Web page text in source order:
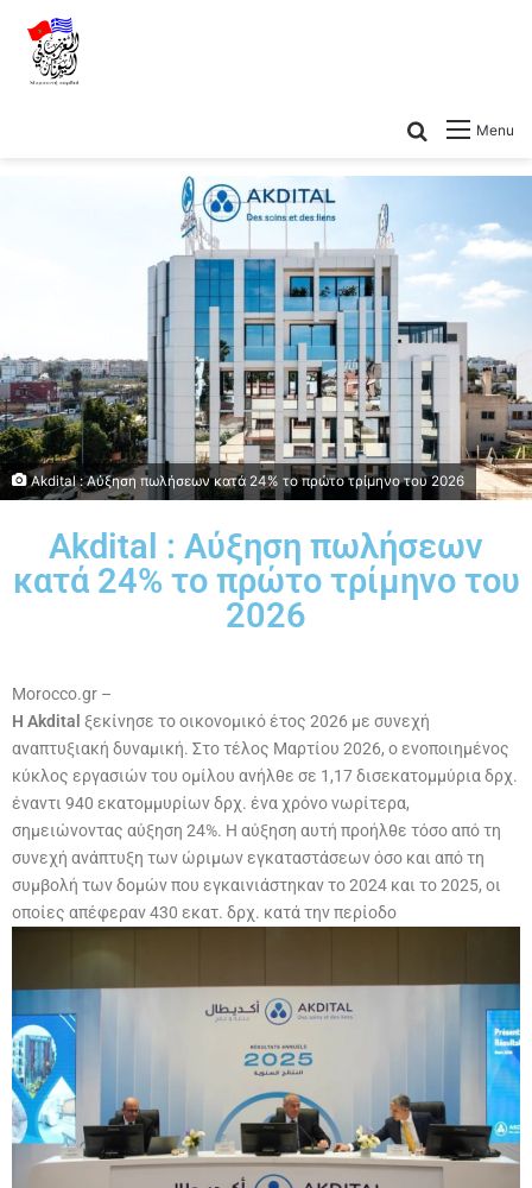
Menu
Akdital : Αύξηση πωλήσεων κατά 24% το πρώτο τρίμηνο του 2026
Akdital : Αύξηση πωλήσεων
κατά 24% το πρώτο τρίμηνο του
2026
Morocco.gr –
Η Akdital ξεκίνησε το οικονομικό έτος 2026 με συνεχή
αναπτυξιακή δυναμική. Στο τέλος Μαρτίου 2026, ο ενοποιημένος
κύκλος εργασιών του ομίλου ανήλθε σε 1,17 δισεκατομμύρια δρχ.
έναντι 940 εκατομμυρίων δρχ. ένα χρόνο νωρίτερα,
σημειώνοντας αύξηση 24%. Η αύξηση αυτή προήλθε τόσο από τη
συνεχή ανάπτυξη των ώριμων εγκαταστάσεων όσο και από τη
συμβολή των δομών που εγκαινιάστηκαν το 2024 και το 2025, οι
οποίες απέφεραν 430 εκατ. δρχ. κατά την περίοδο